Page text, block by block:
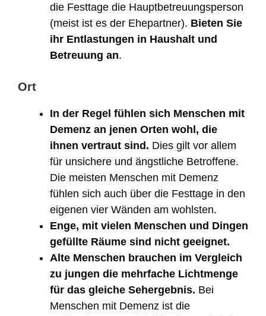
die Festtage die Hauptbetreuungsperson
(meist ist es der Ehepartner). Bieten Sie
ihr Entlastungen in Haushalt und
Betreuung an.
Ort
In der Regel fühlen sich Menschen mit
Demenz an jenen Orten wohl, die
ihnen vertraut sind. Dies gilt vor allem
für unsichere und ängstliche Betroffene.
Die meisten Menschen mit Demenz
fühlen sich auch über die Festtage in den
eigenen vier Wänden am wohlsten.
Enge, mit vielen Menschen und Dingen
gefüllte Räume sind nicht geeignet.
Alte Menschen brauchen im Vergleich
zu jungen die mehrfache Lichtmenge
für das gleiche Sehergebnis. Bei
Menschen mit Demenz ist die